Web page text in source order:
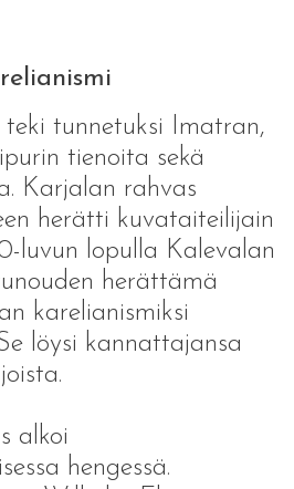
teki tunnetuksi Imatran,
tienoita sekä
Karjalan rahvas
herätti kuvataiteilijain
luvun lopulla Kalevalan
herättämä
karelianismiksi
löysi kannattajansa
alkoi
hengessä.